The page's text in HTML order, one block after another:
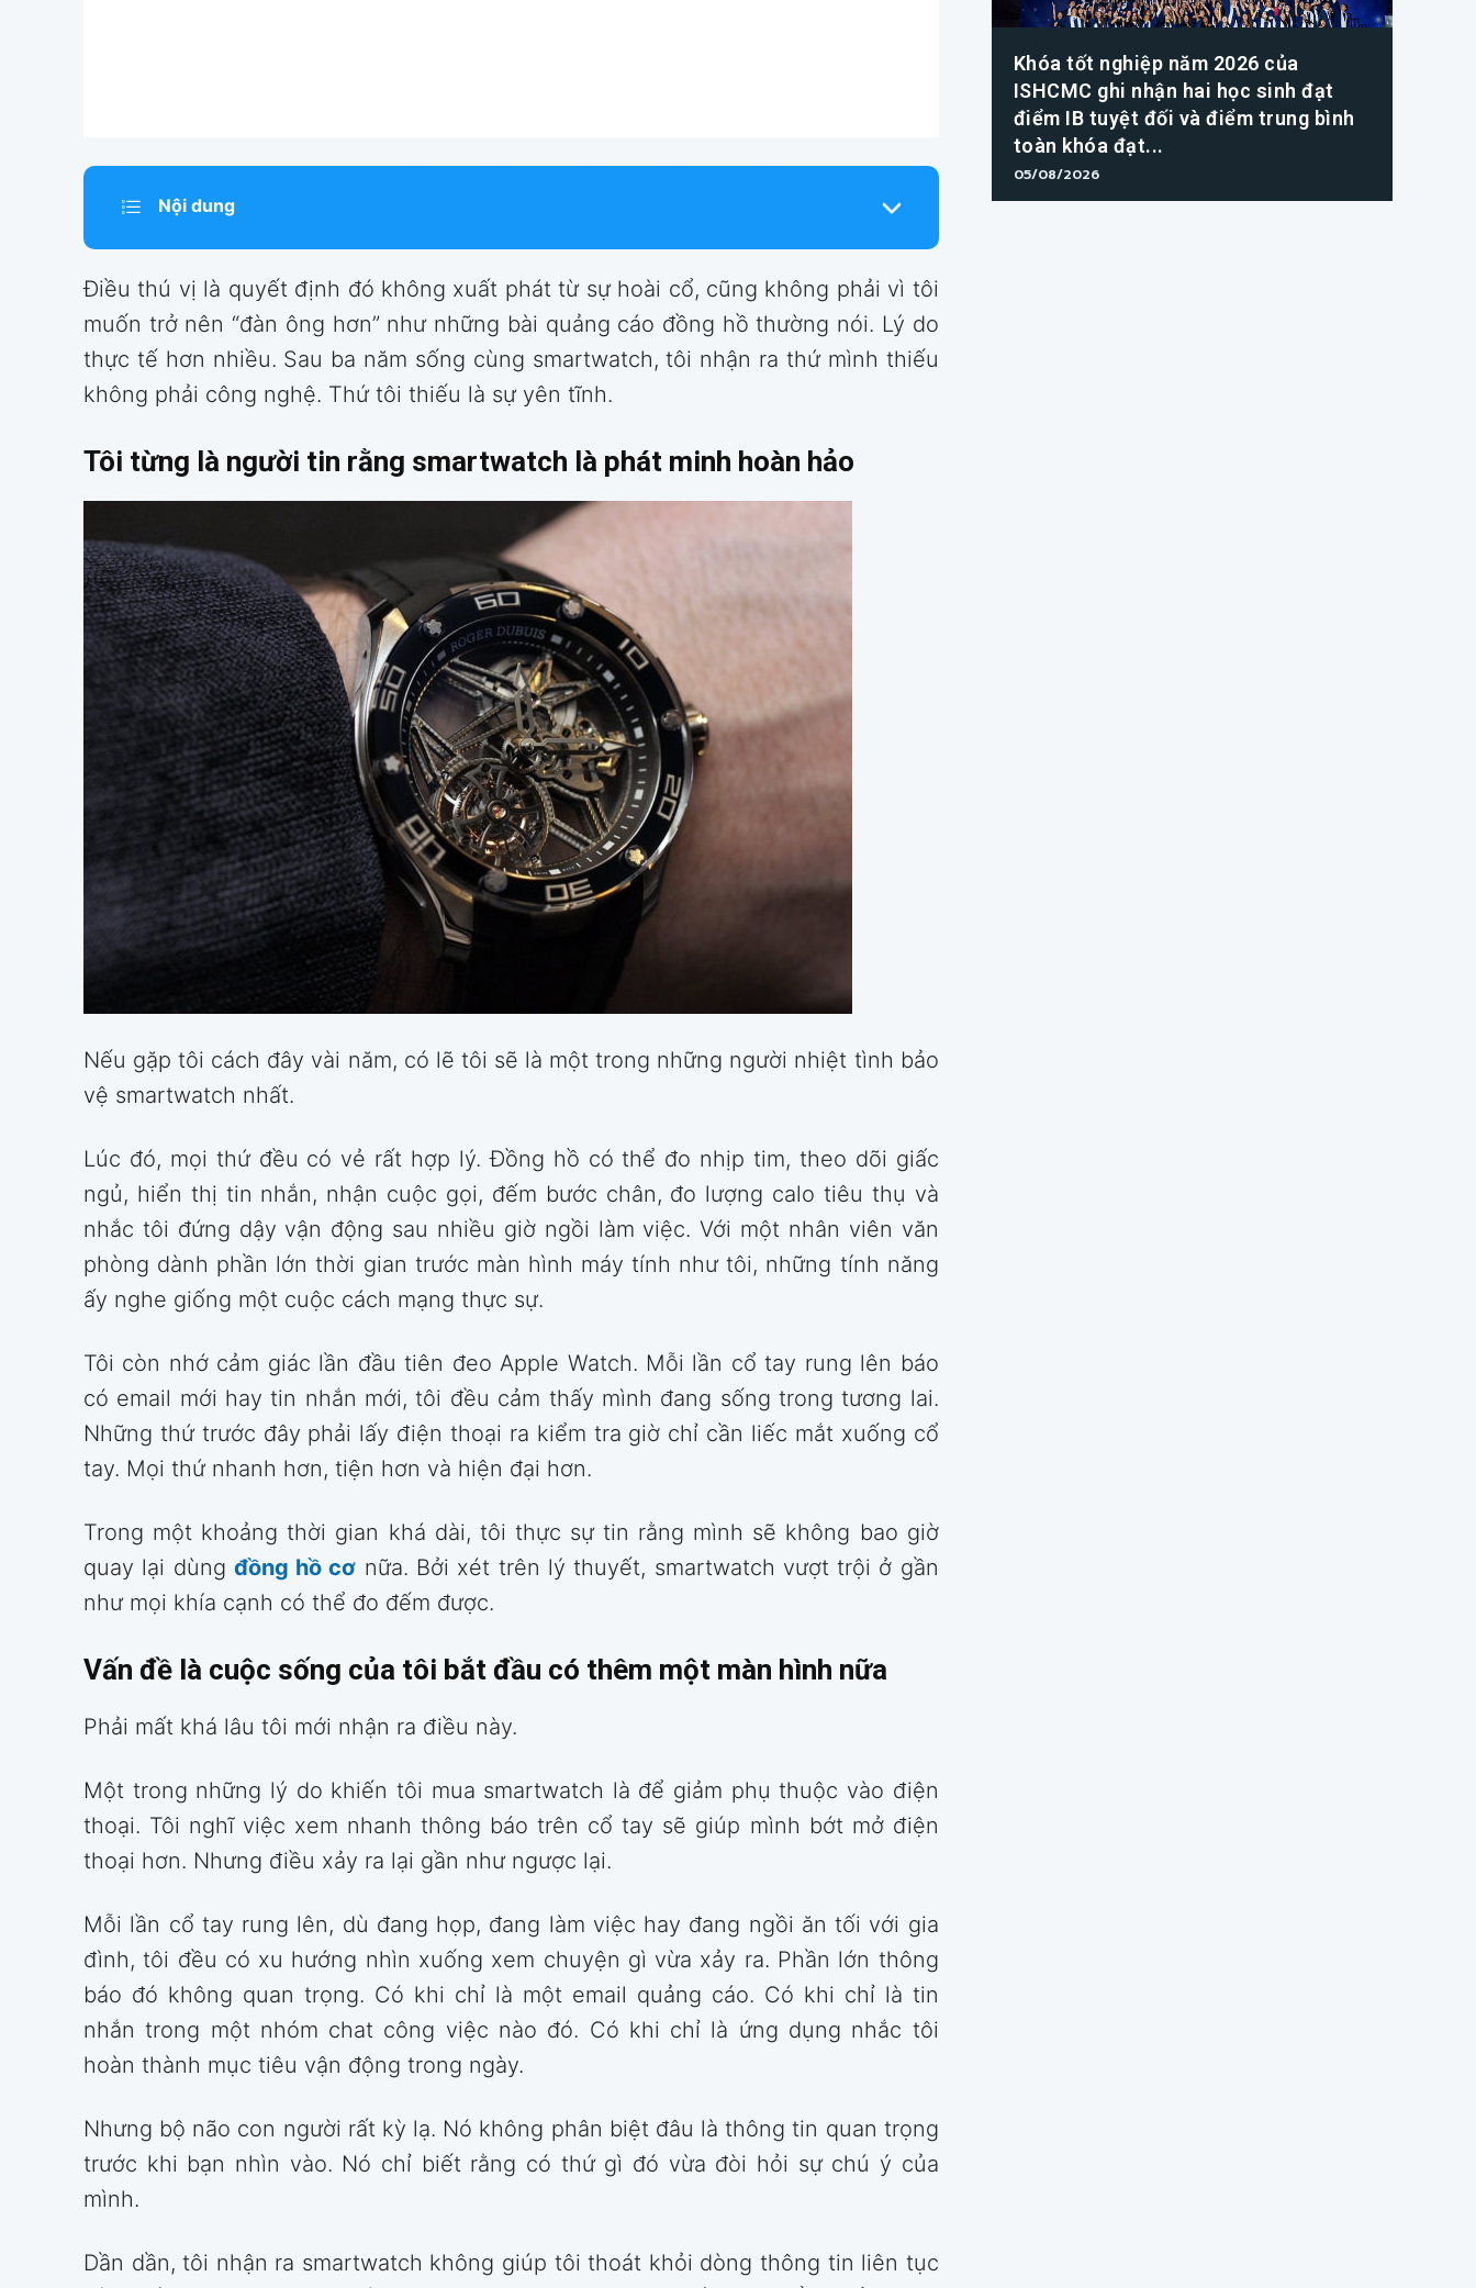
Nội dung
Điều thú vị là quyết định đó không xuất phát từ sự hoài cổ, cũng không phải vì tôi
muốn trở nên “đàn ông hơn” như những bài quảng cáo đồng hồ thường nói. Lý do
thực tế hơn nhiều. Sau ba năm sống cùng smartwatch, tôi nhận ra thứ mình thiếu
không phải công nghệ. Thứ tôi thiếu là sự yên tĩnh.
Tôi từng là người tin rằng smartwatch là phát minh hoàn hảo
Nếu gặp tôi cách đây vài năm, có lẽ tôi sẽ là một trong những người nhiệt tình bảo
vệ smartwatch nhất.
Lúc đó, mọi thứ đều có vẻ rất hợp lý. Đồng hồ có thể đo nhịp tim, theo dõi giấc
ngủ, hiển thị tin nhắn, nhận cuộc gọi, đếm bước chân, đo lượng calo tiêu thụ và
nhắc tôi đứng dậy vận động sau nhiều giờ ngồi làm việc. Với một nhân viên văn
phòng dành phần lớn thời gian trước màn hình máy tính như tôi, những tính năng
ấy nghe giống một cuộc cách mạng thực sự.
Tôi còn nhớ cảm giác lần đầu tiên đeo Apple Watch. Mỗi lần cổ tay rung lên báo
có email mới hay tin nhắn mới, tôi đều cảm thấy mình đang sống trong tương lai.
Những thứ trước đây phải lấy điện thoại ra kiểm tra giờ chỉ cần liếc mắt xuống cổ
tay. Mọi thứ nhanh hơn, tiện hơn và hiện đại hơn.
Trong một khoảng thời gian khá dài, tôi thực sự tin rằng mình sẽ không bao giờ
quay lại dùng đồng hồ cơ nữa. Bởi xét trên lý thuyết, smartwatch vượt trội ở gần
như mọi khía cạnh có thể đo đếm được.
Vấn đề là cuộc sống của tôi bắt đầu có thêm một màn hình nữa
Phải mất khá lâu tôi mới nhận ra điều này.
Một trong những lý do khiến tôi mua smartwatch là để giảm phụ thuộc vào điện
thoại. Tôi nghĩ việc xem nhanh thông báo trên cổ tay sẽ giúp mình bớt mở điện
thoại hơn. Nhưng điều xảy ra lại gần như ngược lại.
Mỗi lần cổ tay rung lên, dù đang họp, đang làm việc hay đang ngồi ăn tối với gia
đình, tôi đều có xu hướng nhìn xuống xem chuyện gì vừa xảy ra. Phần lớn thông
báo đó không quan trọng. Có khi chỉ là một email quảng cáo. Có khi chỉ là tin
nhắn trong một nhóm chat công việc nào đó. Có khi chỉ là ứng dụng nhắc tôi
hoàn thành mục tiêu vận động trong ngày.
Nhưng bộ não con người rất kỳ lạ. Nó không phân biệt đâu là thông tin quan trọng
trước khi bạn nhìn vào. Nó chỉ biết rằng có thứ gì đó vừa đòi hỏi sự chú ý của
mình.
Dần dần, tôi nhận ra smartwatch không giúp tôi thoát khỏi dòng thông tin liên tục
Khóa tốt nghiệp năm 2026 của
ISHCMC ghi nhận hai học sinh đạt
điểm IB tuyệt đối và điểm trung bình
toàn khóa đạt...
05/08/2026